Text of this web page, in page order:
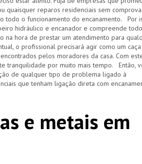
quaisquer reparos residenciais sem
todo o funcionamento do encanamento. Por
hidráulico e encanador e compreende
na hora de prestar um atendimento para
o profissional precisará agir como um caça
pelos moradores da casa. Com
tranquilidade por muito mais tempo. Então,
de qualquer tipo de problema ligado à
que tenham ligação direta com
e metais em